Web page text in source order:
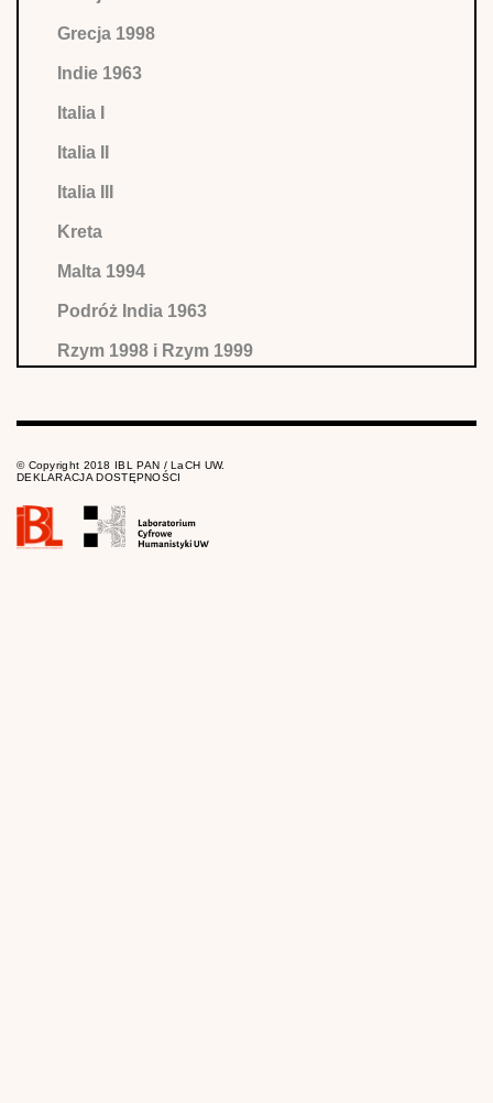
Grecja 1998
Indie 1963
Italia I
Italia II
Italia III
Kreta
Malta 1994
Podróż India 1963
Rzym 1998 i Rzym 1999
Trasy polskie. Frombork – Kodeń
Tunezja / Staszek / 1979
Tunezja / ZLP/ 1976 (październik)
Tunezja 1976 /Père Louis/ (kwiecień) I
© Copyright 2018 IBL PAN / LaCH UW.
DEKLARACJA DOSTĘPNOŚCI